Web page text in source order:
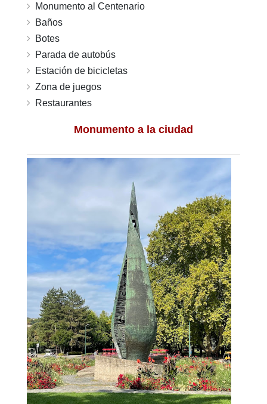
Monumento al Centenario
Baños
Botes
Parada de autobús
Estación de bicicletas
Zona de juegos
Restaurantes
Monumento a la ciudad